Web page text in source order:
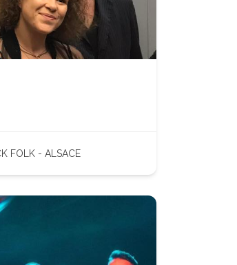
FOLK - ALSACE